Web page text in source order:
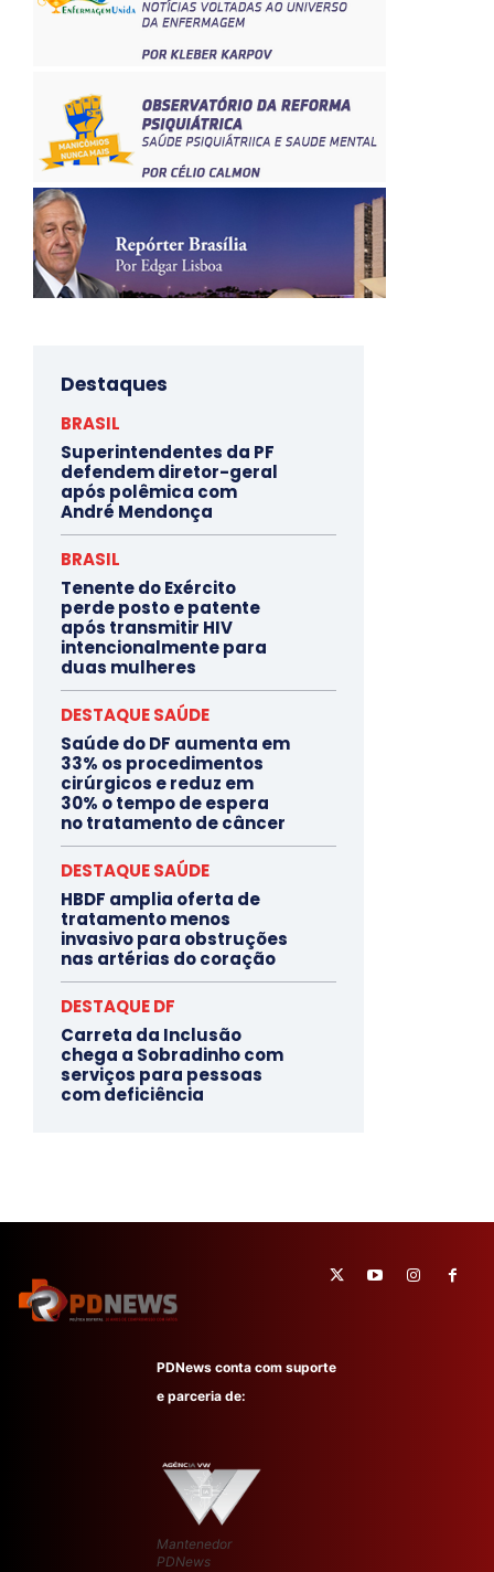
Destaques
BRASIL
Superintendentes da PF
defendem diretor-geral
após polêmica com
André Mendonça
BRASIL
Tenente do Exército
perde posto e patente
após transmitir HIV
intencionalmente para
duas mulheres
DESTAQUE SAÚDE
Saúde do DF aumenta em
33% os procedimentos
cirúrgicos e reduz em
30% o tempo de espera
no tratamento de câncer
DESTAQUE SAÚDE
HBDF amplia oferta de
tratamento menos
invasivo para obstruções
nas artérias do coração
DESTAQUE DF
Carreta da Inclusão
chega a Sobradinho com
serviços para pessoas
com deficiência
PDNews conta com suporte
e parceria de:
Mantenedor
PDNews